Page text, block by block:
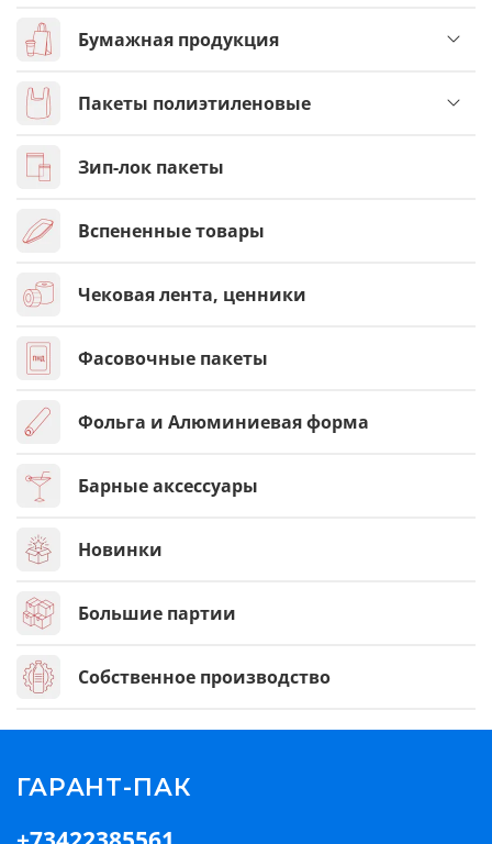
Бумажная продукция
Пакеты полиэтиленовые
Зип-лок пакеты
Вспененные товары
Чековая лента, ценники
Фасовочные пакеты
Фольга и Алюминиевая форма
Барные аксессуары
Новинки
Большие партии
Собственное производство
ГАРАНТ-ПАК